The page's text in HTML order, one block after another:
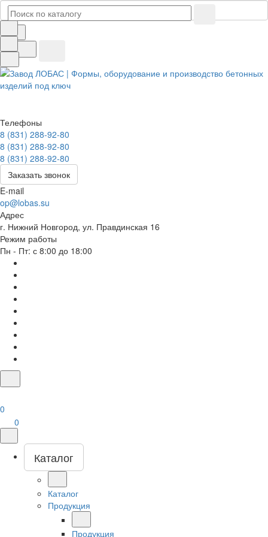
Телефоны
8 (831) 288-92-80
8 (831) 288-92-80
8 (831) 288-92-80
Заказать звонок
E-mail
op@lobas.su
Адрес
г. Нижний Новгород, ул. Правдинская 16
Режим работы
Пн - Пт: с 8:00 до 18:00
0
0
Каталог
Каталог
Продукция
Продукция